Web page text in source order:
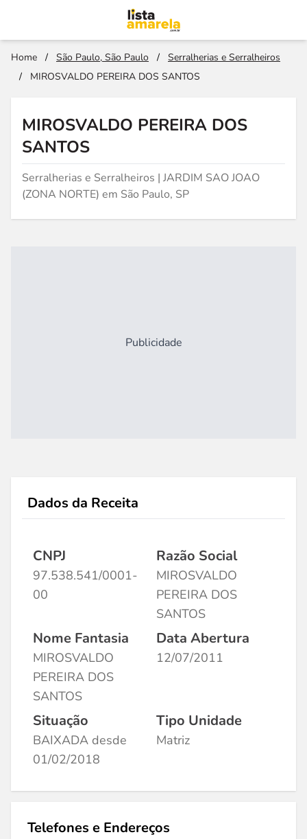
Home / São Paulo, São Paulo /
Serralherias e Serralheiros
/
MIROSVALDO PEREIRA DOS SANTOS
MIROSVALDO PEREIRA DOS
SANTOS
Serralherias e Serralheiros | JARDIM SAO JOAO
(ZONA NORTE) em São Paulo, SP
Publicidade
Dados da Receita
CNPJ
97.538.541/0001-
00
Razão Social
MIROSVALDO
PEREIRA DOS
SANTOS
Nome Fantasia
MIROSVALDO
PEREIRA DOS
SANTOS
Data Abertura
12/07/2011
Situação
BAIXADA desde
01/02/2018
Tipo Unidade
Matriz
Telefones e Endereços